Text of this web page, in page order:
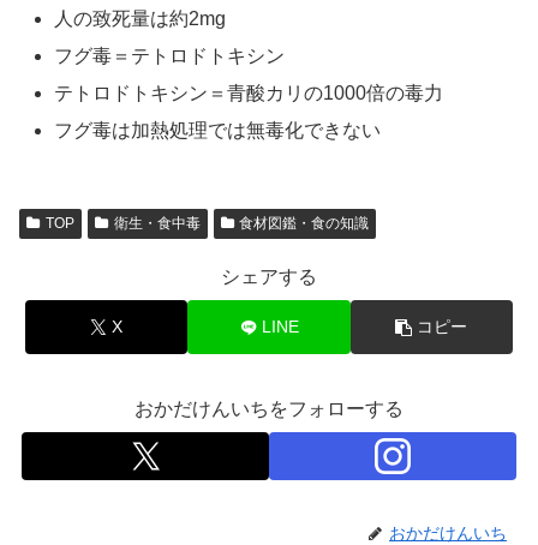
人の致死量は約2mg
フグ毒＝テトロドトキシン
テトロドトキシン＝青酸カリの1000倍の毒力
フグ毒は加熱処理では無毒化できない
TOP 衛生・食中毒 食材図鑑・食の知識
シェアする
X LINE コピー
おかだけんいちをフォローする
おかだけんいち